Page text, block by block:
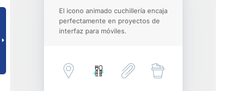
El icono animado cuchillería encaja
perfectamente en proyectos de
interfaz para móviles.